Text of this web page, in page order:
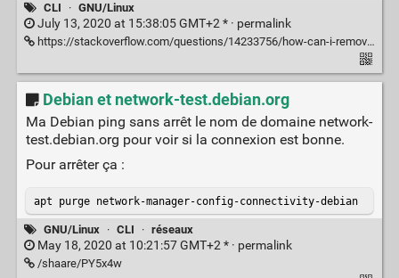
CLI · GNU/Linux
July 13, 2020 at 15:38:05 GMT+2 * · permalink
https://stackoverflow.com/questions/14233756/how-can-i-remove-the-printing-protection-from-password-protected-pdf-files/20071451#20071451
Debian et network-test.debian.org
Ma Debian ping sans arrêt le nom de domaine network-
test.debian.org pour voir si la connexion est bonne.
Pour arrêter ça :
apt purge network-manager-config-connectivity-debian
GNU/Linux · CLI · réseaux
May 18, 2020 at 10:21:57 GMT+2 * · permalink
/shaare/PY5x4w